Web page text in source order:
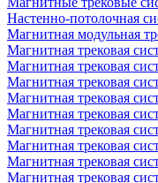
Настенно-потолочная
Магнитная модульная
Магнитная трековая
Магнитная трековая
Магнитная трековая
Магнитная трековая
Магнитная трековая
Магнитная трековая
Магнитная трековая
Магнитная трековая
Магнитная трековая